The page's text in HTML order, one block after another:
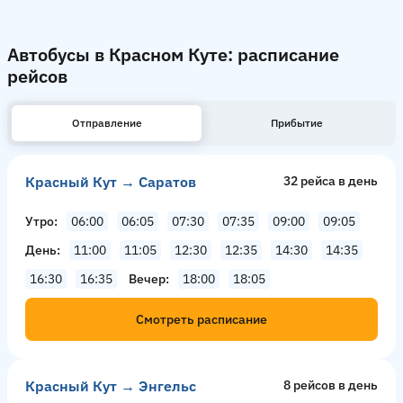
Автобусы в Красном Куте: расписание
рейсов
Отправление Прибытие
Красный Кут → Саратов 32 рейсa в день
Утро 06:00 06:05 07:30 07:35 09:00
09:05
День
11:00 11:05 12:30 12:35 14:30
14:35
16:30
16:35 Вечер 18:00 18:05
Смотреть расписание
Красный Кут → Энгельс 8 рейсов в день